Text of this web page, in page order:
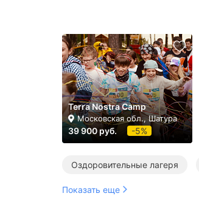
Terra Nostra Camp
Московская обл., Шатура
39 900 руб. -5%
Оздоровительные лагеря
Показать еще